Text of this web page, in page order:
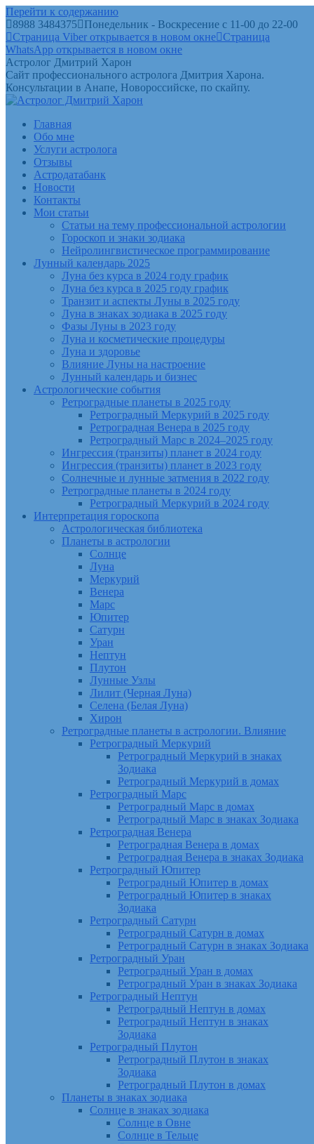
Перейти к содержанию
8988 3484375
Понедельник - Воскресение с 11-00 до 22-00
Страница Viber открывается в новом окне
Страница
WhatsApp открывается в новом окне
Астролог Дмитрий Харон
Сайт профессионального астролога Дмитрия Харона.
Консультации в Анапе, Новороссийске, по скайпу.
Главная
Обо мне
Услуги астролога
Отзывы
Астродатабанк
Новости
Контакты
Мои статьи
Статьи на тему профессиональной астрологии
Гороскоп и знаки зодиака
Нейролингвистическое программирование
Лунный календарь 2025
Луна без курса в 2024 году график
Луна без курса в 2025 году график
Транзит и аспекты Луны в 2025 году
Луна в знаках зодиака в 2025 году
Фазы Луны в 2023 году
Луна и косметические процедуры
Луна и здоровье
Влияние Луны на настроение
Лунный календарь и бизнес
Астрологические события
Ретроградные планеты в 2025 году
Ретроградный Меркурий в 2025 году
Ретроградная Венера в 2025 году
Ретроградный Марс в 2024–2025 году
Ингрессия (транзиты) планет в 2024 году
Ингрессия (транзиты) планет в 2023 году
Солнечные и лунные затмения в 2022 году
Ретроградные планеты в 2024 году
Ретроградный Меркурий в 2024 году
Интерпретация гороскопа
Астрологическая библиотека
Планеты в астрологии
Солнце
Луна
Меркурий
Венера
Марс
Юпитер
Сатурн
Уран
Нептун
Плутон
Лунные Узлы
Лилит (Черная Луна)
Селена (Белая Луна)
Хирон
Ретроградные планеты в астрологии. Влияние
Ретроградный Меркурий
Ретроградный Меркурий в знаках
Зодиака
Ретроградный Меркурий в домах
Ретроградный Марс
Ретроградный Марс в домах
Ретроградный Марс в знаках Зодиака
Ретроградная Венера
Ретроградная Венера в домах
Ретроградная Венера в знаках Зодиака
Ретроградный Юпитер
Ретроградный Юпитер в домах
Ретроградный Юпитер в знаках
Зодиака
Ретроградный Сатурн
Ретроградный Сатурн в домах
Ретроградный Сатурн в знаках Зодиака
Ретроградный Уран
Ретроградный Уран в домах
Ретроградный Уран в знаках Зодиака
Ретроградный Нептун
Ретроградный Нептун в домах
Ретроградный Нептун в знаках
Зодиака
Ретроградный Плутон
Ретроградный Плутон в знаках
Зодиака
Ретроградный Плутон в домах
Планеты в знаках зодиака
Солнце в знаках зодиака
Солнце в Овне
Солнце в Тельце